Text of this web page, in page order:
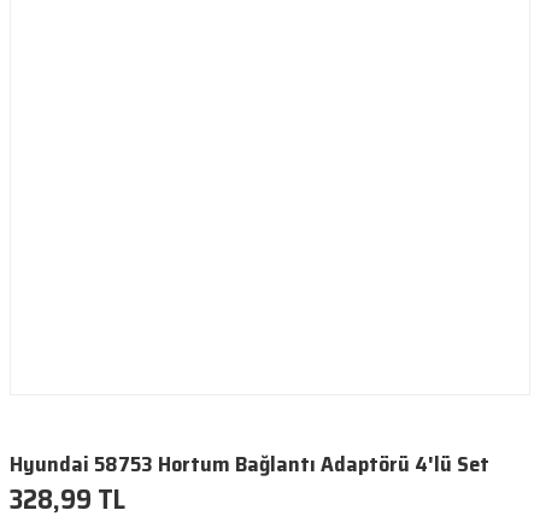
Hyundai 58753 Hortum Bağlantı Adaptörü 4'lü Set
328,99 TL